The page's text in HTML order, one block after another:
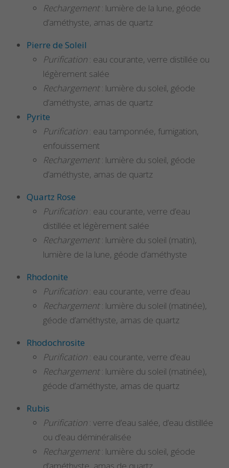
Rechargement: lumière de la lune, géode
d’améthyste, amas de quartz
Pierre de Soleil
Purification : eau courante, verre distillée ou
légèrement salée
Rechargement: lumière du soleil, géode
d’améthyste, amas de quartz
Pyrite
Purification : eau tamponnée, fumigation,
enfouissement
Rechargement: lumière du soleil, géode
d’améthyste, amas de quartz
Quartz Rose
Purification : eau courante, verre d’eau
distillée et légèrement salée
Rechargement: lumière du soleil (matin),
lumière de la lune, géode d’améthyste
Rhodonite
Purification : eau courante, verre d’eau
Rechargement: lumière du soleil (matinée),
géode d’améthyste, amas de quartz
Rhodochrosite
Purification : eau courante, verre d’eau
Rechargement: lumière du soleil (matinée),
géode d’améthyste, amas de quartz
Rubis
Purification : verre d’eau salée, d’eau distillée
ou d’eau déminéralisée
Rechargement: lumière du soleil, géode
d’améthyste, amas de quartz